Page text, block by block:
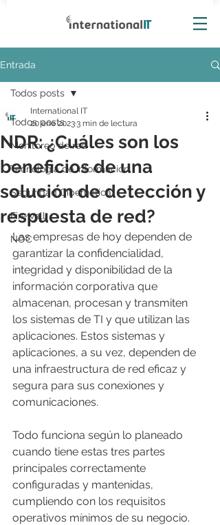
Entrada
Todos posts
Monitoreo de red
Tecnología de información
Seguridad Cibernética
Firewall
NOC
Todos posts
NDR: ¿Cuáles son los
beneficios de una
solución de detección y
respuesta de red?
International IT
20 ene 20233 min de lectura
Las empresas de hoy dependen de
garantizar la confidencialidad,
integridad y disponibilidad de la
información corporativa que
almacenan, procesan y transmiten
los sistemas de TI y que utilizan las
aplicaciones. Estos sistemas y
aplicaciones, a su vez, dependen de
una infraestructura de red eficaz y
segura para sus conexiones y
comunicaciones.
Todo funciona según lo planeado
cuando tiene estas tres partes
principales correctamente
configuradas y mantenidas,
cumpliendo con los requisitos
operativos mínimos de su negocio.